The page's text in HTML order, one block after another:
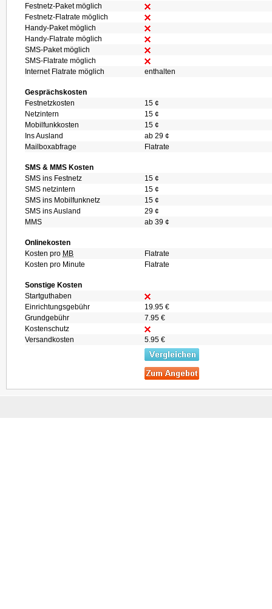
Festnetz-Paket möglich
Festnetz-Flatrate möglich
Handy-Paket möglich
Handy-Flatrate möglich
SMS-Paket möglich
SMS-Flatrate möglich
Internet Flatrate möglich
enthalten
Gesprächskosten
Festnetzkosten
15 ¢
Netzintern
15 ¢
Mobilfunkkosten
15 ¢
Ins Ausland
ab 29 ¢
Mailboxabfrage
Flatrate
SMS & MMS Kosten
SMS ins Festnetz
15 ¢
SMS netzintern
15 ¢
SMS ins Mobilfunknetz
15 ¢
SMS ins Ausland
29 ¢
MMS
ab 39 ¢
Onlinekosten
Kosten pro MB
Flatrate
Kosten pro Minute
Flatrate
Sonstige Kosten
Startguthaben
Einrichtungsgebühr
19.95 €
Grundgebühr
7.95 €
Kostenschutz
Versandkosten
5.95 €